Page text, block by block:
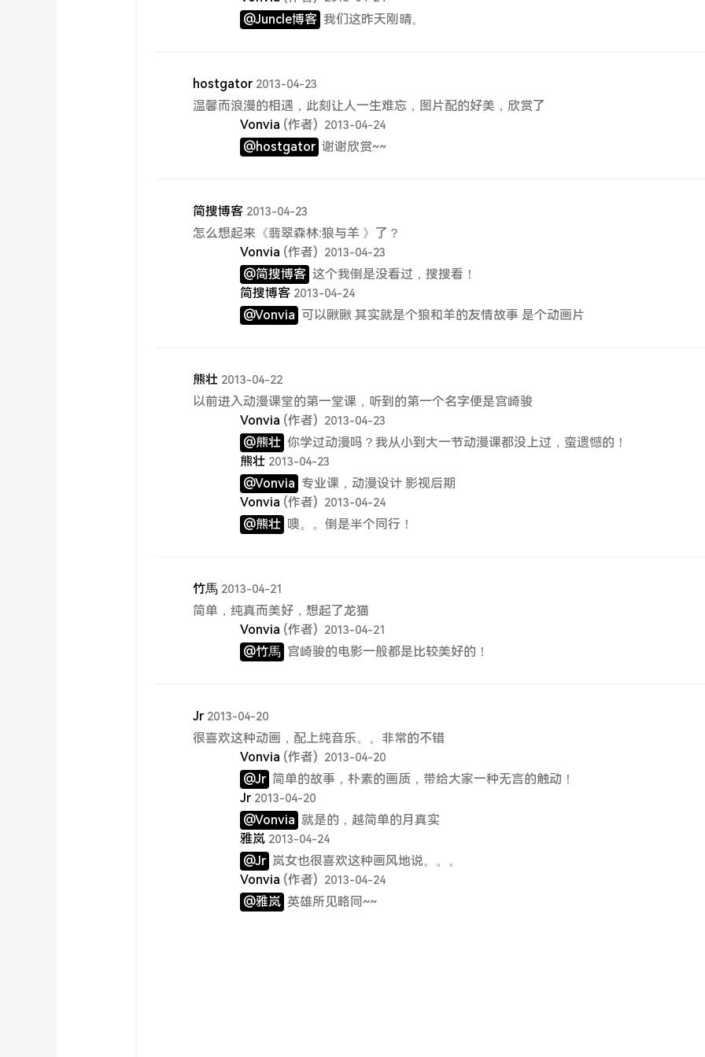
@Juncle博客 我们这昨天刚晴。
hostgator 2013-04-23
温馨而浪漫的相遇，此刻让人一生难忘，图片配的好美，欣赏了
Vonvia (作者) 2013-04-24
@hostgator 谢谢欣赏~~
简搜博客 2013-04-23
怎么想起来《翡翠森林:狼与羊 》了？
Vonvia (作者) 2013-04-23
@简搜博客 这个我倒是没看过，搜搜看！
简搜博客 2013-04-24
@Vonvia 可以瞅瞅 其实就是个狼和羊的友情故事 是个动画片
熊壮 2013-04-22
以前进入动漫课堂的第一堂课，听到的第一个名字便是宫崎骏
Vonvia (作者) 2013-04-23
@熊壮 你学过动漫吗？我从小到大一节动漫课都没上过，蛮遗憾的！
熊壮 2013-04-23
@Vonvia 专业课，动漫设计 影视后期
Vonvia (作者) 2013-04-24
@熊壮 噢。。倒是半个同行！
竹馬 2013-04-21
简单，纯真而美好，想起了龙猫
Vonvia (作者) 2013-04-21
@竹馬 宫崎骏的电影一般都是比较美好的！
Jr 2013-04-20
很喜欢这种动画，配上纯音乐。。非常的不错
Vonvia (作者) 2013-04-20
@Jr 简单的故事，朴素的画质，带给大家一种无言的触动！
Jr 2013-04-20
@Vonvia 就是的，越简单的月真实
雅岚 2013-04-24
@Jr 岚女也很喜欢这种画风地说。。。
Vonvia (作者) 2013-04-24
@雅岚 英雄所见略同~~